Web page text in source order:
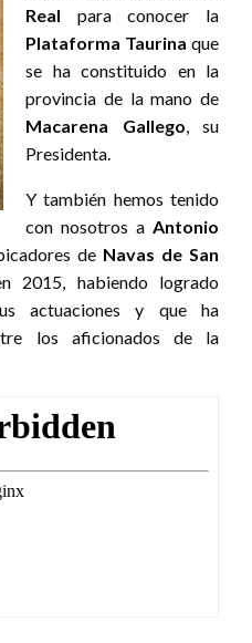
Real para conocer la
Plataforma Taurina que
se ha constituido en la
provincia de la mano de
Macarena Gallego , su
Presidenta.
Y también hemos tenido
con nosotros a Antonio
de Navas de San
2015, habiendo logrado
actuaciones y que ha
los aficionados de la